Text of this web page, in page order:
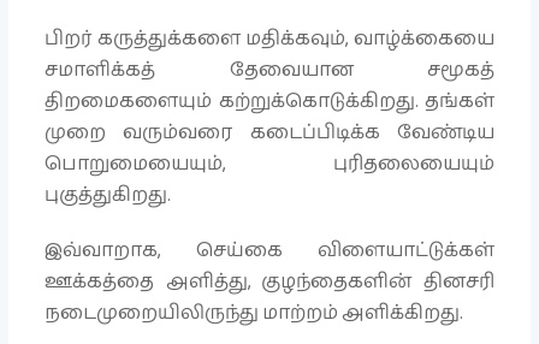
பிறர் கருத்துக்களை மதிக்கவும், வாழ்க்கையை
சமாளிக்கத் தேவையான சமூகத்
திறமைகளையும் கற்றுக்கொடுக்கிறது. தங்கள்
முறை வரும்வரை கடைப்பிடிக்க வேண்டிய
பொறுமையையும், புரிதலையையும்
புகுத்துகிறது.
இவ்வாறாக, செய்கை விளையாட்டுக்கள்
ஊக்கத்தை அளித்து, குழந்தைகளின் தினசரி
நடைமுறையிலிருந்து மாற்றம் அளிக்கிறது.